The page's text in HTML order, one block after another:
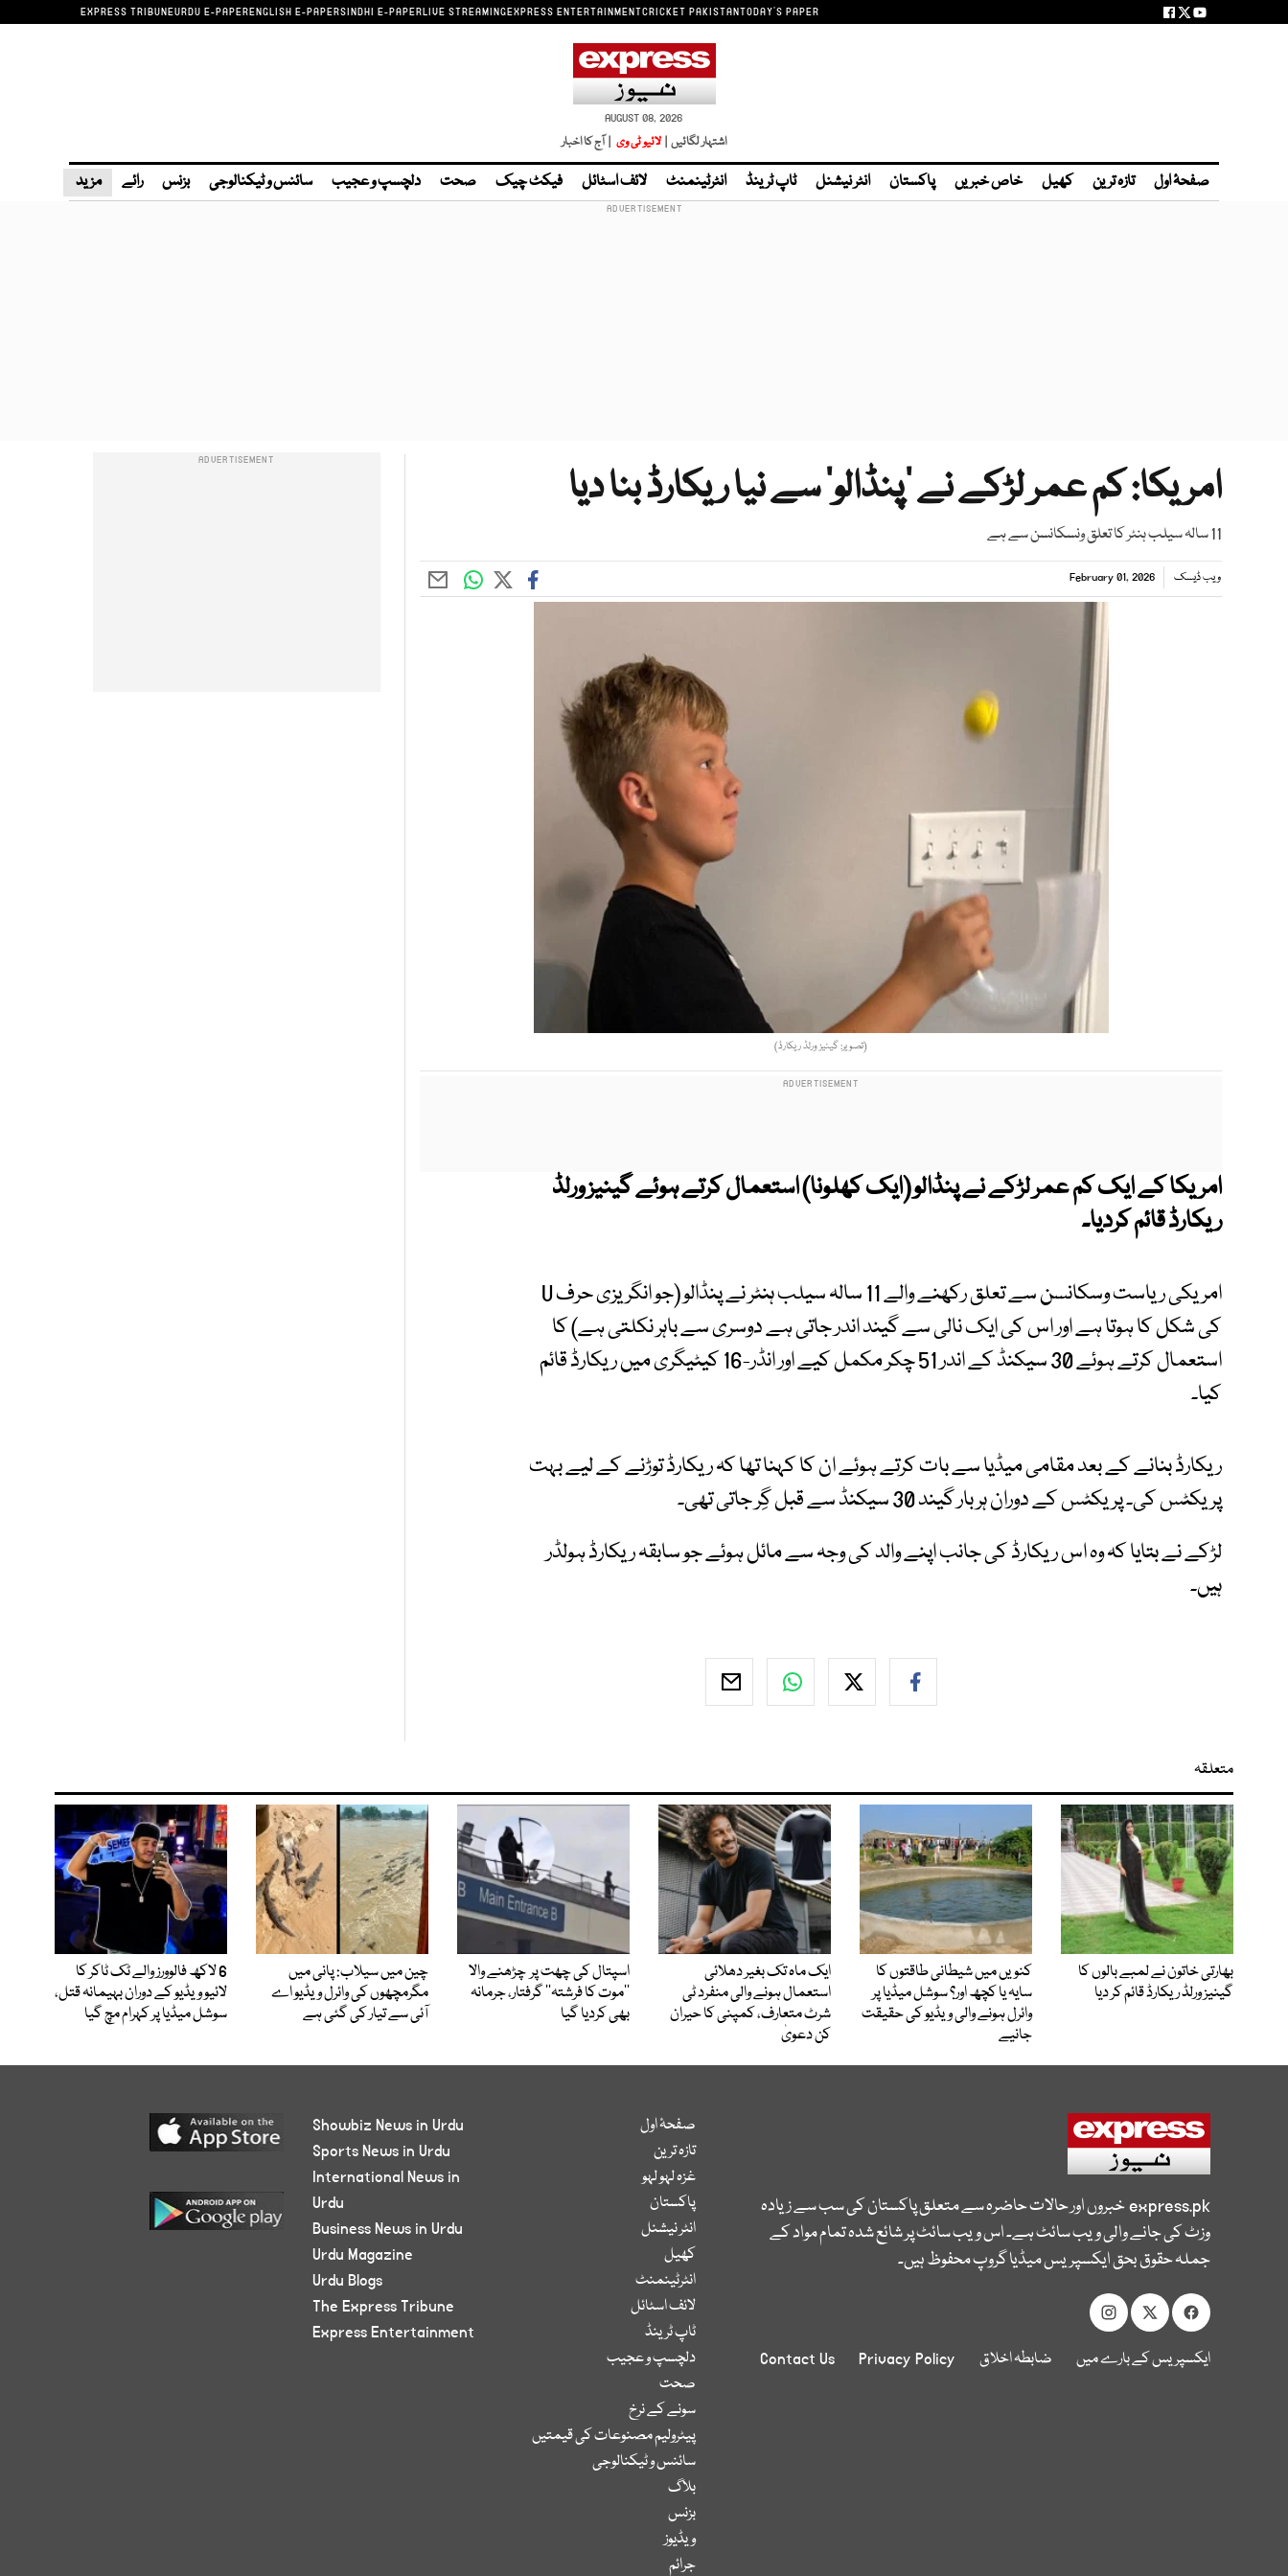
EXPRESS TRIBUNEURDU E-PAPERENGLISH E-PAPERSINDHI E-PAPERLIVE STREAMINGEXPRESS ENTERTAINMENTCRICKET PAKISTANTODAY'S PAPER
AUGUST 08, 2026
اشتہار لگائیں | لائیو ٹی وی | آج کا اخبار
صفحۂ اول تازہ ترین کھیل خاص خبریں پاکستان انٹر نیشنل ٹاپ ٹرینڈ انٹرٹینمنٹ لائف اسٹائل فیکٹ چیک صحت دلچسپ و عجیب سائنس و ٹیکنالوجی بزنس رائے مزید
امریکا: کم عمر لڑکے نے ’پنڈالو‘ سے نیا ریکارڈ بنا دیا
11 سالہ سیلب ہنٹر کا تعلق ونسکانسن سے ہے
ویب ڈیسک February 01, 2026
(تصویر: گینیز ورلڈ ریکارڈ)
امریکا کے ایک کم عمر لڑکے نے پنڈالو (ایک کھلونا) استعمال کرتے ہوئے گینیز ورلڈ
ریکارڈ قائم کردیا۔
امریکی ریاست وسکانسن سے تعلق رکھنے والے 11 سالہ سیلب ہنٹر نے پنڈالو (جو انگریزی حرف U
کی شکل کا ہوتا ہے اور اس کی ایک نالی سے گیند اندر جاتی ہے دوسری سے باہر نکلتی ہے) کا
استعمال کرتے ہوئے 30 سیکنڈ کے اندر 51 چکر مکمل کیے اور انڈر-16 کیٹیگری میں ریکارڈ قائم
کیا۔
ریکارڈ بنانے کے بعد مقامی میڈیا سے بات کرتے ہوئے ان کا کہنا تھا کہ ریکارڈ توڑنے کے لیے بہت
پریکٹس کی۔ پریکٹس کے دوران ہر بار گیند 30 سیکنڈ سے قبل گِر جاتی تھی۔
لڑکے نے بتایا کہ وہ اس ریکارڈ کی جانب اپنے والد کی وجہ سے مائل ہوئے جو سابقہ ریکارڈ ہولڈر
ہیں۔
متعلقہ
بھارتی خاتون نے لمبے بالوں کا
گینیز ورلڈ ریکارڈ قائم کر دیا
کنویں میں شیطانی طاقتوں کا
سایہ یا کچھ اور؟ سوشل میڈیا پر
وائرل ہونے والی ویڈیو کی حقیقت
جانیے
ایک ماہ تک بغیر دھلائی
استعمال ہونے والی منفرد ٹی
شرٹ متعارف، کمپنی کا حیران
کن دعویٰ
اسپتال کی چھت پر چڑھنے والا
’’موت کا فرشتہ‘‘ گرفتار، جرمانہ
بھی کردیا گیا
چین میں سیلاب: پانی میں
مگرمچھوں کی وائرل ویڈیو اے
آئی سے تیار کی گئی ہے
6 لاکھ فالوورز والے ٹک ٹاکر کا
لائیو ویڈیو کے دوران بہیمانہ قتل،
سوشل میڈیا پر کہرام مچ گیا
express.pkخبروں اور حالات حاضرہ سے متعلق پاکستان کی سب سے زیادہ
وزٹ کی جانے والی ویب سائٹ ہے۔ اس ویب سائٹ پر شائع شدہ تمام مواد کے
جملہ حقوق بحق ایکسپریس میڈیا گروپ محفوظ ہیں۔
ایکسپریس کے بارے میں ضابطہ اخلاق Privacy Policy
Contact Us
صفحۂ اول
تازہ ترین
غزہ لہو لہو
پاکستان
انٹر نیشنل
کھیل
انٹرٹینمنٹ
لائف اسٹائل
ٹاپ ٹرینڈ
دلچسپ و عجیب
صحت
سونے کے نرخ
پیٹرولیم مصنوعات کی قیمتیں
سائنس و ٹیکنالوجی
بلاگ
بزنس
ویڈیوز
جرائم
Showbiz News in Urdu
Sports News in Urdu
International News in
Urdu
Business News in Urdu
Urdu Magazine
Urdu Blogs
The Express Tribune
Express Entertainment